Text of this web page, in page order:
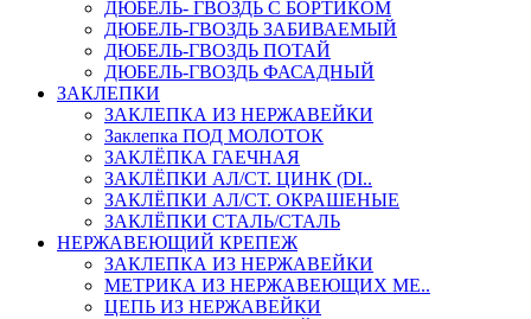
ДЮБЕЛЬ- ГВОЗДЬ С БОРТИКОМ
ДЮБЕЛЬ-ГВОЗДЬ ЗАБИВАЕМЫЙ
ДЮБЕЛЬ-ГВОЗДЬ ПОТАЙ
ДЮБЕЛЬ-ГВОЗДЬ ФАСАДНЫЙ
ЗАКЛЕПКИ
ЗАКЛЕПКА ИЗ НЕРЖАВЕЙКИ
Заклепка ПОД МОЛОТОК
ЗАКЛЁПКА ГАЕЧНАЯ
ЗАКЛЁПКИ АЛ/СТ. ЦИНК (DI..
ЗАКЛЁПКИ АЛ/СТ. ОКРАШЕНЫЕ
ЗАКЛЁПКИ СТАЛЬ/СТАЛЬ
НЕРЖАВЕЮЩИЙ КРЕПЕЖ
ЗАКЛЕПКА ИЗ НЕРЖАВЕЙКИ
МЕТРИКА ИЗ НЕРЖАВЕЮЩИХ МЕ..
ЦЕПЬ ИЗ НЕРЖАВЕЙКИ